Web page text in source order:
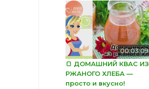
00:03:09
🍞 ДОМАШНИЙ КВАС ИЗ
РЖАНОГО ХЛЕБА —
просто и вкусно!